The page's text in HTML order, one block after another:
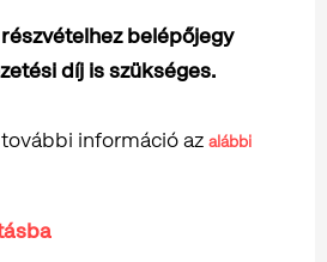
belépőjegy
díj is szükséges.
információ az alábbi